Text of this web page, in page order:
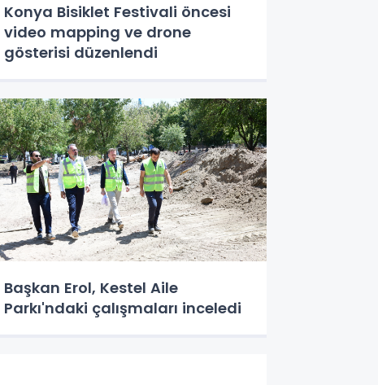
Konya Bisiklet Festivali öncesi
video mapping ve drone
gösterisi düzenlendi
Başkan Erol, Kestel Aile
Parkı'ndaki çalışmaları inceledi